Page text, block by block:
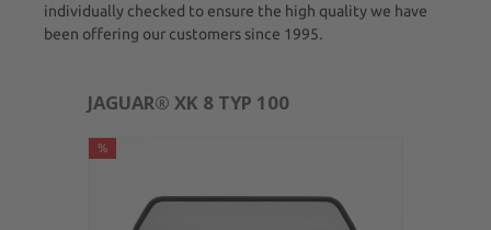
individually checked to ensure the high quality we have
been offering our customers since 1995.
JAGUAR® XK 8 TYP 100
%